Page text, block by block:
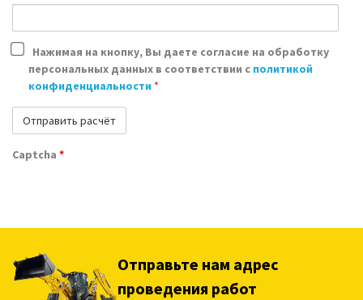
Нажимая на кнопку, Вы даете согласие на обработку
персональных данных в соответствии с политикой
конфиденциальности *
Captcha *
Отправьте нам адрес
проведения работ